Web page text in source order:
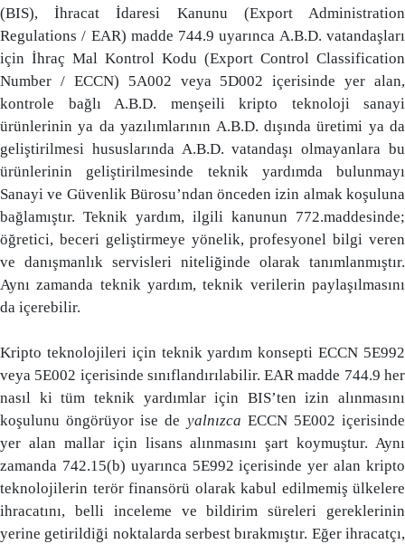
(BIS), İhracat İdaresi Kanunu (Export Administration
Regulations / EAR) madde 744.9 uyarınca A.B.D. vatandaşları
için İhraç Mal Kontrol Kodu (Export Control Classification
Number / ECCN) 5A002 veya 5D002 içerisinde yer alan,
kontrole bağlı A.B.D. menşeili kripto teknoloji sanayi
ürünlerinin ya da yazılımlarının A.B.D. dışında üretimi ya da
geliştirilmesi hususlarında A.B.D. vatandaşı olmayanlara bu
ürünlerinin geliştirilmesinde teknik yardımda bulunmayı
Sanayi ve Güvenlik Bürosu’ndan önceden izin almak koşuluna
bağlamıştır. Teknik yardım, ilgili kanunun 772.maddesinde;
öğretici, beceri geliştirmeye yönelik, profesyonel bilgi veren
ve danışmanlık servisleri niteliğinde olarak tanımlanmıştır.
Aynı zamanda teknik yardım, teknik verilerin paylaşılmasını
da içerebilir.
Kripto teknolojileri için teknik yardım konsepti ECCN 5E992
veya 5E002 içerisinde sınıflandırılabilir. EAR madde 744.9 her
nasıl ki tüm teknik yardımlar için BIS’ten izin alınmasını
koşulunu öngörüyor ise de yalnızca ECCN 5E002 içerisinde
yer alan mallar için lisans alınmasını şart koymuştur. Aynı
zamanda 742.15(b) uyarınca 5E992 içerisinde yer alan kripto
teknolojilerin terör finansörü olarak kabul edilmemiş ülkelere
ihracatını, belli inceleme ve bildirim süreleri gereklerinin
yerine getirildiği noktalarda serbest bırakmıştır. Eğer ihracatçı,